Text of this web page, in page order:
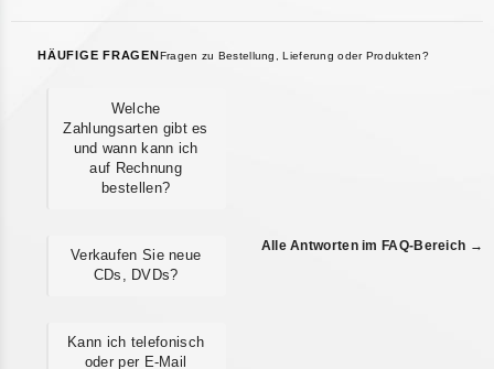
HÄUFIGE FRAGEN Fragen zu Bestellung, Lieferung oder Produkten?
Welche
Zahlungsarten gibt es
und wann kann ich
auf Rechnung
bestellen?
Verkaufen Sie neue
CDs, DVDs?
Kann ich telefonisch
oder per E-Mail
Alle Antworten im FAQ-Bereich →